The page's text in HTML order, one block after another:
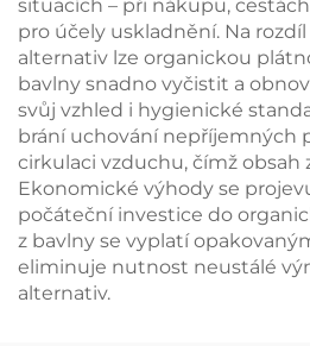
situacích – při nákupu,
pro účely uskladnění. Na
alternativ lze organickou
bavlny snadno vyčistit a
svůj vzhled i hygienické
brání uchování nepříjemných
cirkulaci vzduchu, čímž obsah
Ekonomické výhody se
počáteční investice do
z bavlny se vyplatí
eliminuje nutnost neustálé
alternativ.